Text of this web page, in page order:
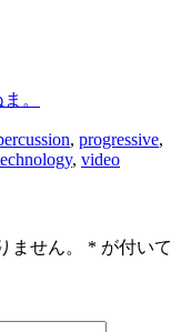
。
, progressive,
, video
ません。 * が付いて